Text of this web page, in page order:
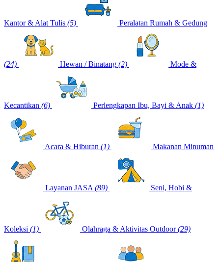
Kantor & Alat Tulis (5) Peralatan Rumah & Gedung
(24) Hewan / Binatang (2) Mode &
Kecantikan (6) Perlengkapan Ibu, Bayi & Anak (1)
Acara & Hiburan (1) Makanan Minuman
Layanan JASA (89) Seni, Hobi &
Koleksi (1) Olahraga & Aktivitas Outdoor (29)